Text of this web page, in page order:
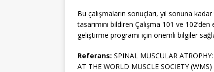
Bu çalışmaların sonuçları, yıl sonuna
tasarımını bildiren Çalışma 101 ve
geliştirme programı için önemli bilgiler
Referans: SPINAL MUSCULAR
AT THE WORLD MUSCLE SOCIETY